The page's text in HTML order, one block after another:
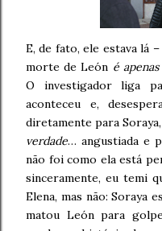
E, de fato, ele estava lá
morte de León é
O investigador liga
aconteceu e,
diretamente para
verdade… angustiada e
não foi como ela está
sinceramente, eu temi
Elena, mas não: Soraya
matou León para